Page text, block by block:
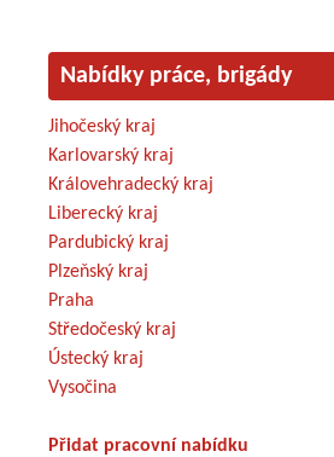
Nabídky práce, brigády
Jihočeský kraj
Karlovarský kraj
Královehradecký kraj
Liberecký kraj
Pardubický kraj
Plzeňský kraj
Praha
Středočeský kraj
Ústecký kraj
Vysočina
Přidat pracovní nabídku